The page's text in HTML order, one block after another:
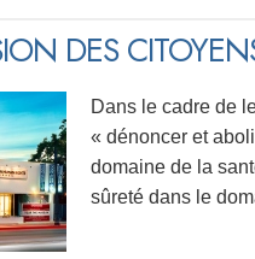
DES
Dans le cadre de
« dénoncer et
domaine de la
sûreté dans le